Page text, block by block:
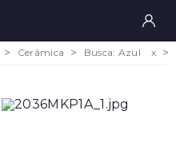
Cerâmica Busca: Azul x